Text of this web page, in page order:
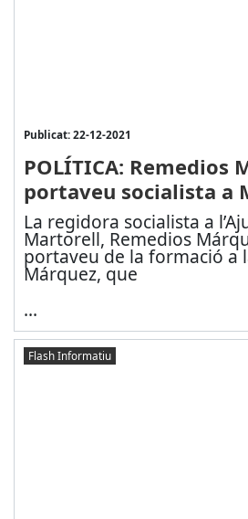
Publicat: 22-12-2021
POLÍTICA: Remedios
portaveu socialista a
La regidora socialista a
Martorell, Remedios
portaveu de la formació a
Márquez, que
...
Flash Informatiu